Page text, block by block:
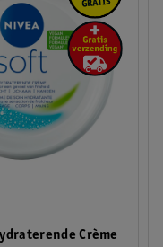
Crème